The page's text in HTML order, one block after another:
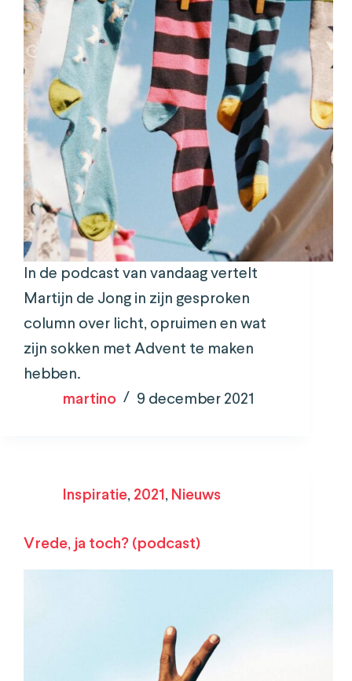
In de podcast van vandaag vertelt
Martijn de Jong in zijn gesproken
column over licht, opruimen en wat
zijn sokken met Advent te maken
hebben.
martino 9 december 2021
Inspiratie, 2021 , Nieuws
Vrede, ja toch? (podcast)